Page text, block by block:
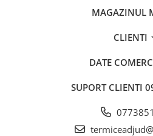
MAGAZINUL
CLIENTI
DATE
SUPORT CLIENTI